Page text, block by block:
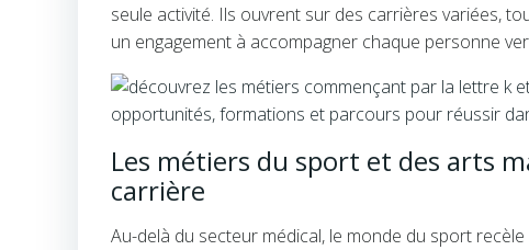
seule activité. Ils ouvrent sur des carrières variées,
un engagement à accompagner chaque personne
Les métiers du sport et des arts
carrière
Au-delà du secteur médical, le monde du sport